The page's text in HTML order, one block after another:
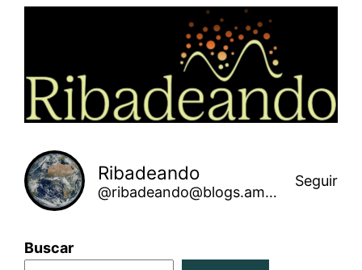
Ribadeando
@ribadeando@blogs.amarinha.gal
Seguir
Buscar